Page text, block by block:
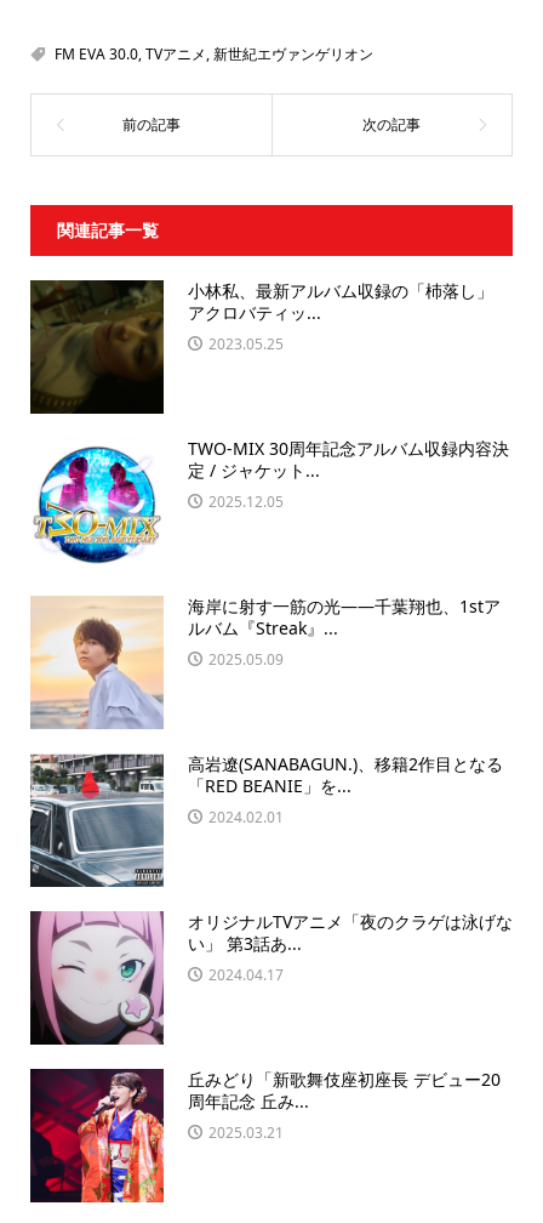
FM EVA 30.0,TVアニメ,新世紀エヴァンゲリオン
関連記事一覧
小林私、最新アルバム収録の「杮落し」
アクロバティッ...
2023.05.25
TWO-MIX 30周年記念アルバム収録内容決
定 / ジャケット...
2025.12.05
海岸に射す一筋の光――千葉翔也、1stア
ルバム『Streak』...
2025.05.09
高岩遼(SANABAGUN.)、移籍2作目となる
「RED BEANIE」を...
2024.02.01
オリジナルTVアニメ「夜のクラゲは泳げな
い」 第3話あ...
2024.04.17
丘みどり「新歌舞伎座初座長 デビュー20
周年記念 丘み...
2025.03.21